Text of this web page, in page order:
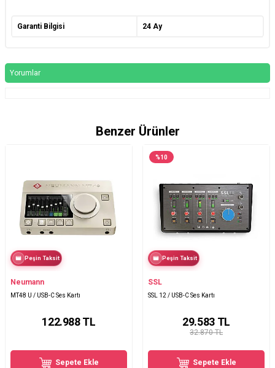
Garanti Bilgisi 24 Ay
Yorumlar
Benzer Ürünler
Peşin Taksit
Neumann
MT48 U / USB-C Ses Kartı
122.988TL
Sepete Ekle
%10
Peşin Taksit
SSL
SSL 12 / USB-C Ses Kartı
32.870 TL
29.583TL
Sepete Ekle